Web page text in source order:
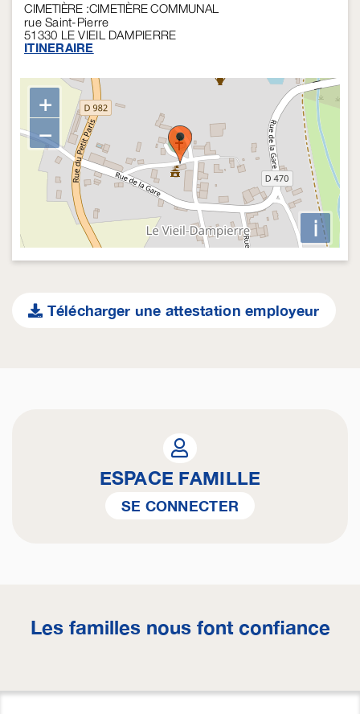
CIMETIÈRE :CIMETIÈRE COMMUNAL
rue Saint-Pierre
51330 LE VIEIL DAMPIERRE
ITINERAIRE
+
−
i
Télécharger une attestation employeur
ESPACE FAMILLE
SE CONNECTER
Les familles nous font confiance